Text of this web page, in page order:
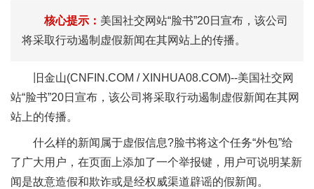
核心提示： 美国社交网站“脸书”20日宣布，该公司
将采取行动遏制虚假新闻在其网站上的传播。
旧金山(CNFIN.COM / XINHUA08.COM)--美国社交网
站“脸书”20日宣布，该公司将采取行动遏制虚假新闻在其网
站上的传播。
什么样的新闻属于虚假信息?脸书将这个任务“外包”给
了广大用户，在页面上添加了一个举报键，用户可说明某新
闻是故意造假和欺诈或是经权威渠道辟谣的假新闻。